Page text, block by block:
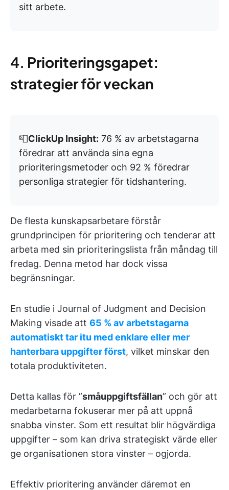
sitt arbete.
4. Prioriteringsgapet:
strategier för veckan
📮ClickUp Insight: 76 % av arbetstagarna
föredrar att använda sina egna
prioriteringsmetoder och 92 % föredrar
personliga strategier för tidshantering.
De flesta kunskapsarbetare förstår
grundprincipen för prioritering och tenderar att
arbeta med sin prioriteringslista från måndag till
fredag. Denna metod har dock vissa
begränsningar.
En studie i Journal of Judgment and Decision
Making visade att 65 % av arbetstagarna
automatiskt tar itu med enklare eller mer
hanterbara uppgifter först, vilket minskar den
totala produktiviteten.
Detta kallas för ”småuppgiftsfällan” och gör att
medarbetarna fokuserar mer på att uppnå
snabba vinster. Som ett resultat blir högvärdiga
uppgifter – som kan driva strategiskt värde eller
ge organisationen stora vinster – ogjorda.
Effektiv prioritering använder däremot en